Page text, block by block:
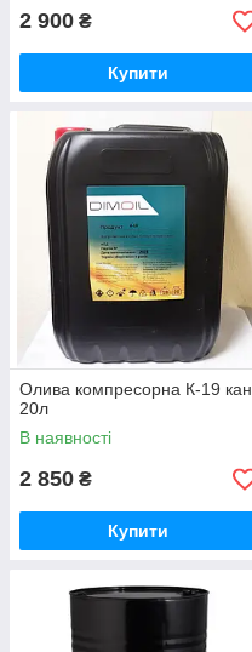
2 900 ₴
Купити
Олива компресорна К-19 кан.
20л
В наявності
2 850 ₴
Купити